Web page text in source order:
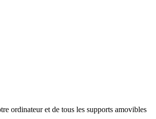
ordinateur et de tous les supports amovibles